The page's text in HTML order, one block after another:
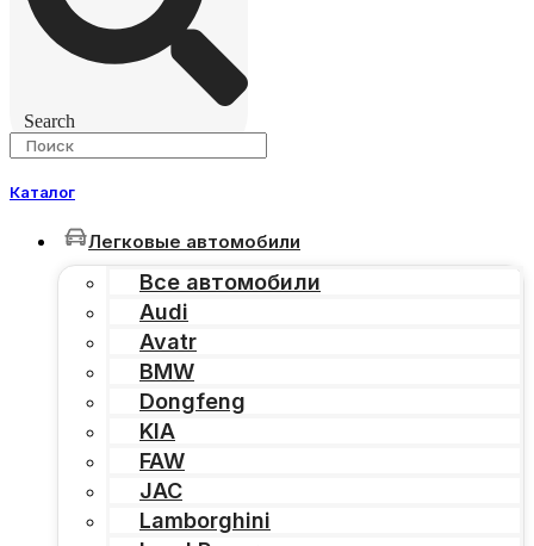
Search
Каталог
Легковые автомобили
Все автомобили
Audi
Avatr
BMW
Dongfeng
KIA
FAW
JAC
Lamborghini